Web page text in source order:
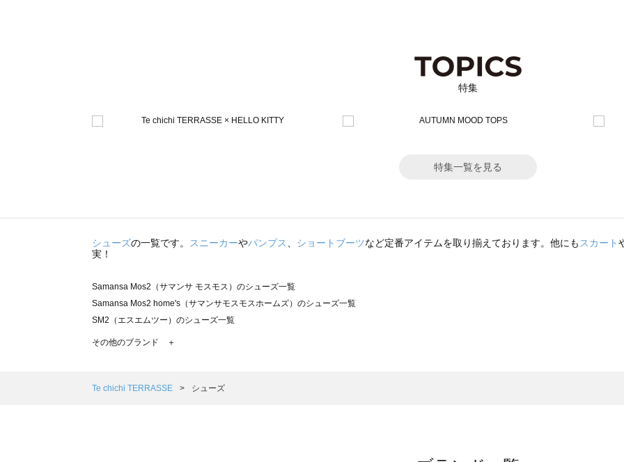
特集
特集一覧を見る
シューズの一覧です。 スニーカーやパンプス ショートブーツなど定番アイテムを取り揃えております。他にも スカート
実！
Samansa Mos2（サマンサ モスモス）のシューズ一覧
Samansa Mos2 home's（サマンサモスモスホームズ）のシューズ一覧
SM2（エスエムツー）のシューズ一覧
TSUHARU by Samansa Mos2（ツハルバイサマンサモスモス）のシューズ一覧
Samansa Mos2 Lagom（サマンサモスモス ラーゴム）のシューズ一覧
その他のブランド ＋
Te chichi TERRASSE シューズ